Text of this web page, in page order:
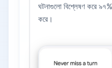
ঘটনাগুলো বিশ্লেষণ করে
করে।